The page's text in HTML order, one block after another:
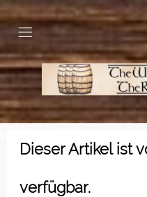
Dieser Artikel ist
verfügbar.